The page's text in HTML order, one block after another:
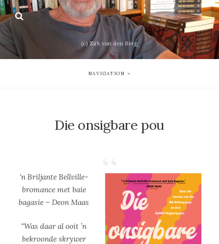
(c) Zirk van den Berg
NAVIGATION
Die onsigbare pou
‘n Briljante Bellville-
bromance met baie
bagasie – Deon Maas
“Was daar al ooit ’n
bekroonde skrywer